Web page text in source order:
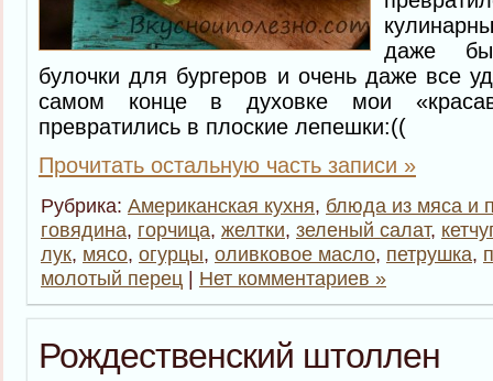
даже
булочки для бургеров и очень даже все
самом конце в духовке мои
превратились в плоские лепешки:((
Прочитать остальную часть записи »
Рубрика: Американская кухня, блюда из мяса и
говядина, горчица, желтки, зеленый салат,
лук, мясо, огурцы, оливковое масло, петрушка,
молотый перец | Нет комментариев »
Рождественский штоллен